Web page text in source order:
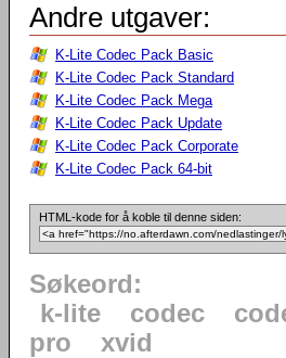
Andre utgaver:
K-Lite Codec Pack Basic
K-Lite Codec Pack Standard
K-Lite Codec Pack Mega
K-Lite Codec Pack Update
K-Lite Codec Pack Corporate
K-Lite Codec Pack 64-bit
HTML-kode for å koble til denne siden:
Søkeord:
k-lite
codec
pro
xvid